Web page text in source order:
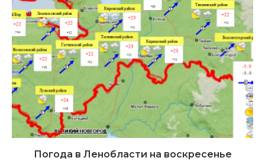
Погода в Ленобласти на воскресенье